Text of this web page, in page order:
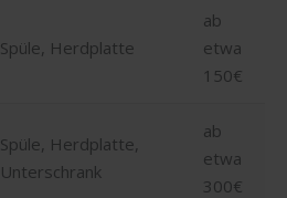
Spüle, Herdplatte
ab
etwa
150€
Spüle, Herdplatte,
Unterschrank
ab
etwa
300€